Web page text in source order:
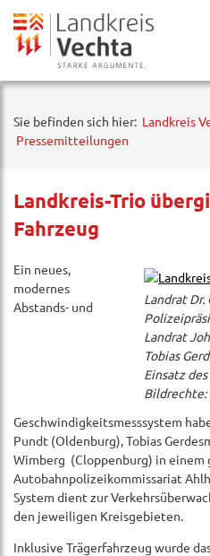
Sie befinden sich hier: Landkreis
Pressemitteilungen
Landkreis-Trio
Fahrzeug
Landrat
Landrat
Tobias
Einsatz
Bildrechte:
Ein neues,
modernes
Abstands- und
Geschwindigkeitsmesssystem
Pundt (Oldenburg), Tobias
Wimberg (Cloppenburg) in einem
Autobahnpolizeikommissariat
System dient zur
den jeweiligen Kreisgebieten.
Inklusive Trägerfahrzeug wurde